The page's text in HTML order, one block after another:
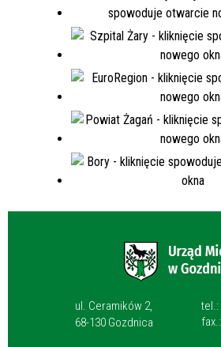
ul. Ceramików 2,
68-130 Gozdnica
tel.:
fax.: